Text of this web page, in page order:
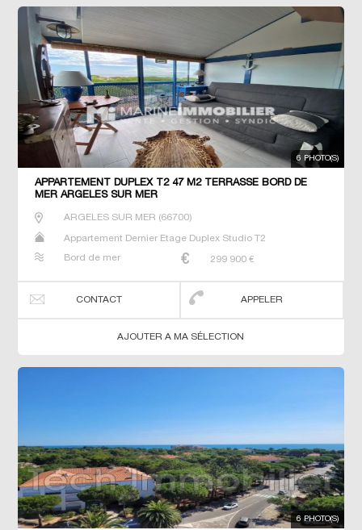
6 PHOTO(S)
APPARTEMENT DUPLEX T2 47 M2 TERRASSE BORD DE
MER ARGELES SUR MER
ARGELES SUR MER (66700)
Appartement Dernier Etage Duplex Studio T2
Bord de mer 299 900 €
CONTACT APPELER
AJOUTER A MA SÉLECTION
6 PHOTO(S)